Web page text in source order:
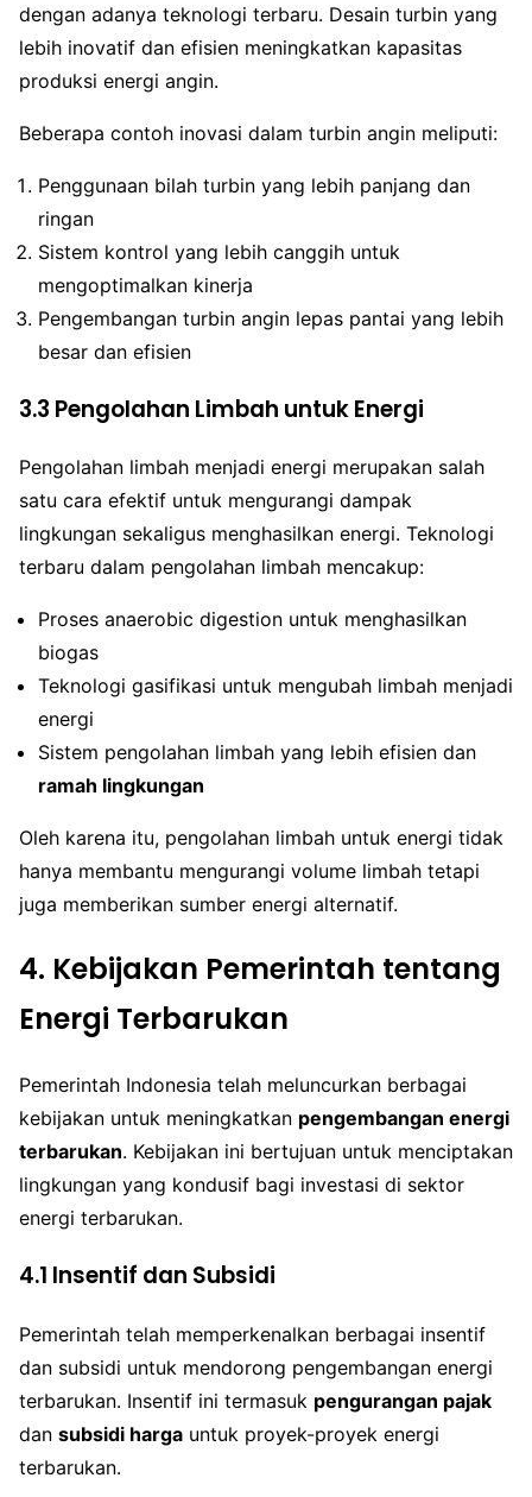
dengan adanya teknologi terbaru. Desain turbin yang
lebih inovatif dan efisien meningkatkan kapasitas
produksi energi angin.
Beberapa contoh inovasi dalam turbin angin meliputi:
Penggunaan bilah turbin yang lebih panjang dan
ringan
Sistem kontrol yang lebih canggih untuk
mengoptimalkan kinerja
Pengembangan turbin angin lepas pantai yang lebih
besar dan efisien
3.3 Pengolahan Limbah untuk Energi
Pengolahan limbah menjadi energi merupakan salah
satu cara efektif untuk mengurangi dampak
lingkungan sekaligus menghasilkan energi. Teknologi
terbaru dalam pengolahan limbah mencakup:
Proses anaerobic digestion untuk menghasilkan
biogas
Teknologi gasifikasi untuk mengubah limbah menjadi
energi
Sistem pengolahan limbah yang lebih efisien dan
ramah lingkungan
Oleh karena itu, pengolahan limbah untuk energi tidak
hanya membantu mengurangi volume limbah tetapi
juga memberikan sumber energi alternatif.
4. Kebijakan Pemerintah tentang
Energi Terbarukan
Pemerintah Indonesia telah meluncurkan berbagai
kebijakan untuk meningkatkan pengembangan energi
terbarukan. Kebijakan ini bertujuan untuk menciptakan
lingkungan yang kondusif bagi investasi di sektor
energi terbarukan.
4.1 Insentif dan Subsidi
Pemerintah telah memperkenalkan berbagai insentif
dan subsidi untuk mendorong pengembangan energi
terbarukan. Insentif ini termasuk pengurangan pajak
dan subsidi harga untuk proyek-proyek energi
terbarukan.